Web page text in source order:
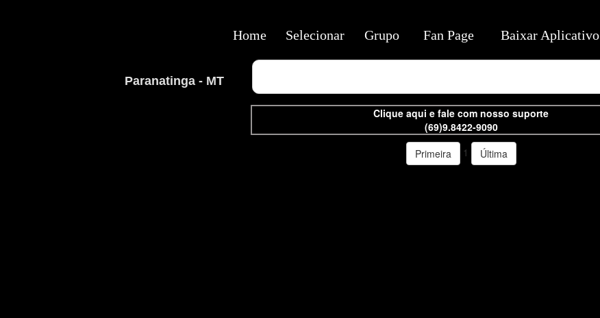
Paranatinga - MT
Clique aqui e fale com nosso suporte
(69)9.8422-9090
Primeira
1 Última
Home Selecionar Grupo Fan Page Baixar Aplicativo